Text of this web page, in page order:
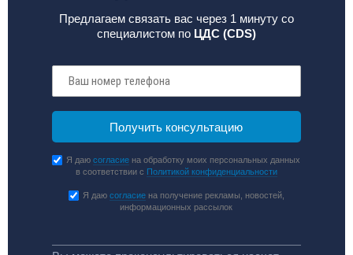
Предлагаем связать вас через 1 минуту со
специалистом по ЦДС (CDS)
Я даюсогласие на обработку моих персональных данных
в соответствии с Политикой конфиденциальности
Я даю согласиена получение рекламы, новостей,
информационных рассылок